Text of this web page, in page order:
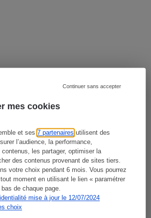
mes cookies
et ses7 partenaires utilisent des
l’audience, la performance,
les partager, optimiser la
des contenus provenant de sites tiers.
votre choix pendant 6 mois. Vous pourrez
moment en utilisant le lien « paramétrer
de chaque page.
mise à jour le 12/07/2024
choix
Continuer sans accepter